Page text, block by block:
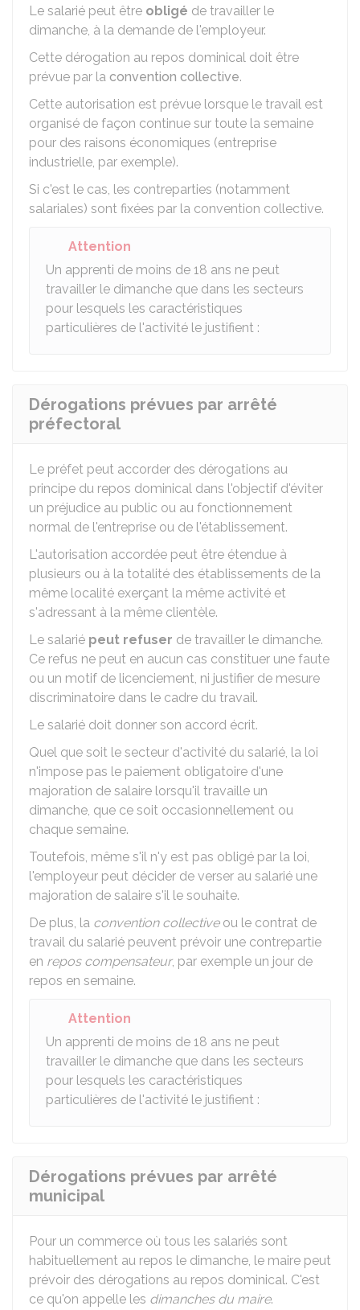
Le salarié peut être obligé de travailler le
dimanche, à la demande de l'employeur.
Cette dérogation au repos dominical doit être
prévue par la convention collective.
Cette autorisation est prévue lorsque le travail est
organisé de façon continue sur toute la semaine
pour des raisons économiques (entreprise
industrielle, par exemple).
Si c'est le cas, les contreparties (notamment
salariales) sont fixées par la convention collective.
Attention
Un apprenti de moins de 18 ans ne peut
travailler le dimanche que dans les secteurs
pour lesquels les caractéristiques
particulières de l'activité le justifient :
Dérogations prévues par arrêté
préfectoral
Le préfet peut accorder des dérogations au
principe du repos dominical dans l'objectif d'éviter
un préjudice au public ou au fonctionnement
normal de l'entreprise ou de l'établissement.
L'autorisation accordée peut être étendue à
plusieurs ou à la totalité des établissements de la
même localité exerçant la même activité et
s'adressant à la même clientèle.
Le salarié peut refuser de travailler le dimanche.
Ce refus ne peut en aucun cas constituer une faute
ou un motif de licenciement, ni justifier de mesure
discriminatoire dans le cadre du travail.
Le salarié doit donner son accord écrit.
Quel que soit le secteur d'activité du salarié, la loi
n'impose pas le paiement obligatoire d'une
majoration de salaire lorsqu'il travaille un
dimanche, que ce soit occasionnellement ou
chaque semaine.
Toutefois, même s'il n'y est pas obligé par la loi,
l'employeur peut décider de verser au salarié une
majoration de salaire s'il le souhaite.
De plus, la convention collectiveou le contrat de
travail du salarié peuvent prévoir une contrepartie
en repos compensateur, par exemple un jour de
repos en semaine.
Attention
Un apprenti de moins de 18 ans ne peut
travailler le dimanche que dans les secteurs
pour lesquels les caractéristiques
particulières de l'activité le justifient :
Dérogations prévues par arrêté
municipal
Pour un commerce où tous les salariés sont
habituellement au repos le dimanche, le maire peut
prévoir des dérogations au repos dominical. C'est
ce qu'on appelle les dimanches du maire.